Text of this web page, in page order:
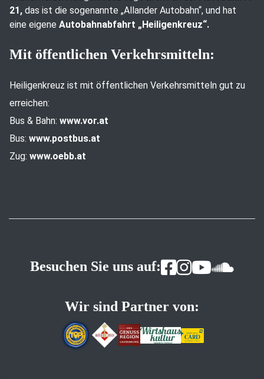
21, das ist die sogenannte „Allander Autobahn“, und hat
eine eigene Autobahnabfahrt „Heiligenkreuz“.
Mit öffentlichen Verkehrsmitteln:
Heiligenkreuz ist mit öffentlichen Verkehrsmitteln gut zu
erreichen:
Bus & Bahn: www.vor.at
Bus: www.postbus.at
Zug: www.oebb.at
Besuchen Sie uns auf:
Wir sind Partner von: